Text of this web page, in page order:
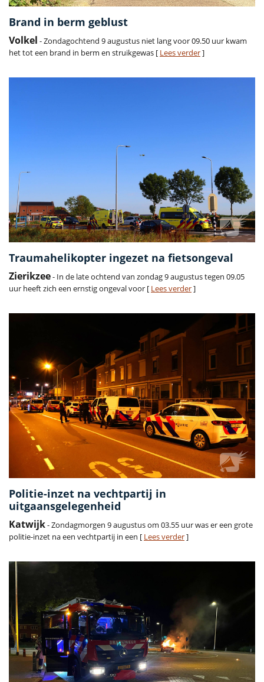
Brand in berm geblust
Volkel - Zondagochtend 9 augustus niet lang voor 09.50 uur kwam
het tot een brand in berm en struikgewas [ Lees verder]
Traumahelikopter ingezet na fietsongeval
Zierikzee- In de late ochtend van zondag 9 augustus tegen 09.05
uur heeft zich een ernstig ongeval voor [ Lees verder]
Politie-inzet na vechtpartij in
uitgaansgelegenheid
Katwijk- Zondagmorgen 9 augustus om 03.55 uur was er een grote
politie-inzet na een vechtpartij in een [ Lees verder]